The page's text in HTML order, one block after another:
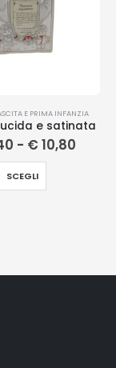
E PRIMA INFANZIA
e satinata
- € 10,80
SCEGLI